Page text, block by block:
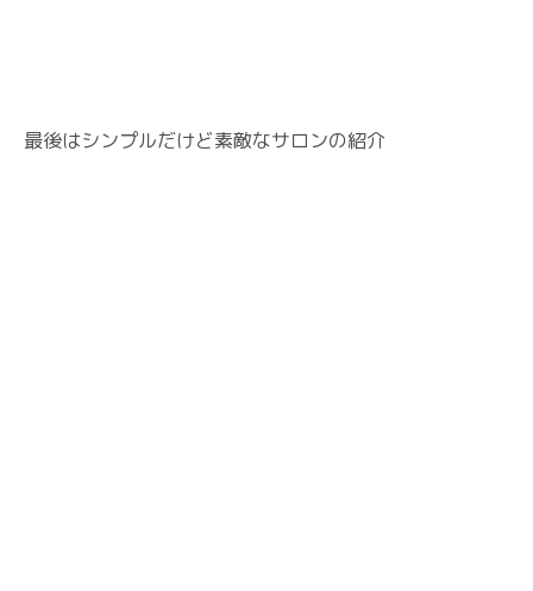
最後はシンプルだけど素敵なサロンの紹介